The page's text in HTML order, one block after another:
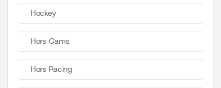
Hockey
Hors Gams
Hors Racing